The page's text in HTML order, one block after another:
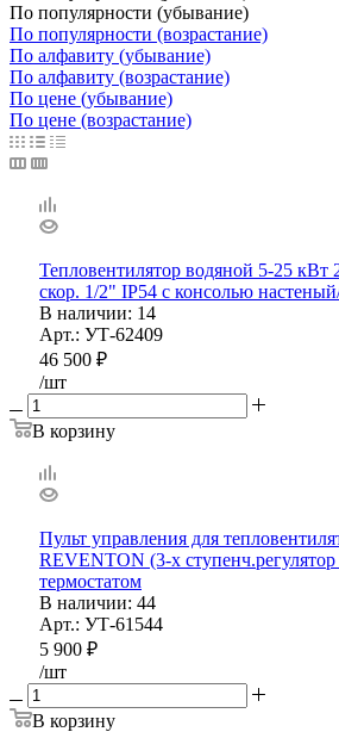
По популярности (убывание)
По популярности (возрастание)
По алфавиту (убывание)
По алфавиту (возрастание)
По цене (убывание)
По цене (возрастание)
Тепловентилятор водяной 5-25 кВт
скор. 1/2" IP54 с консолью
В наличии: 14
Арт.: УТ-62409
46 500 ₽
/шт
В корзину
Пульт управления для
REVENTON (3-х ступенч.регулятор
термостатом
В наличии: 44
Арт.: УТ-61544
5 900 ₽
/шт
В корзину